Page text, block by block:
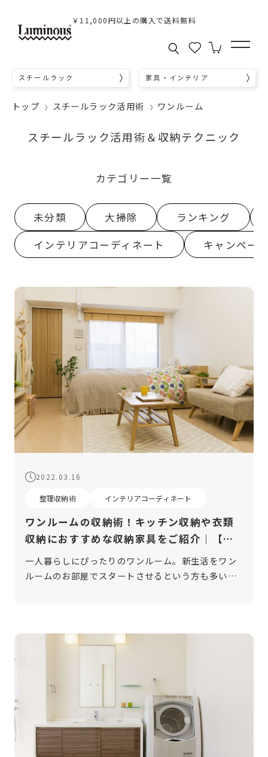
￥11,000円以上の購入で送料無料
スチールラック 家具・インテリア
トップ スチールラック活用術 ワンルーム
スチールラック活用術＆収納テクニック
カテゴリー一覧
未分類 大掃除
ランキング
インテリアコーディネート
キャンペー
2022.03.16
整理収納術 インテリアコーディネート
ワンルームの収納術！キッチン収納や衣類
収納におすすめな収納家具をご紹介｜【ル
ミナス公式】
一人暮らしにぴったりのワンルーム。新生活をワン
ルームのお部屋でスタートさせるという方も多いの